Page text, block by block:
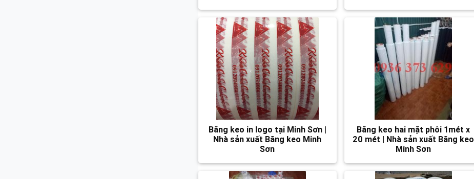
Băng keo in logo tại Minh Sơn |
Nhà sản xuất Băng keo Minh
Sơn
Băng keo hai mặt phôi 1mét x
20 mét | Nhà sản xuất Băng keo
Minh Sơn